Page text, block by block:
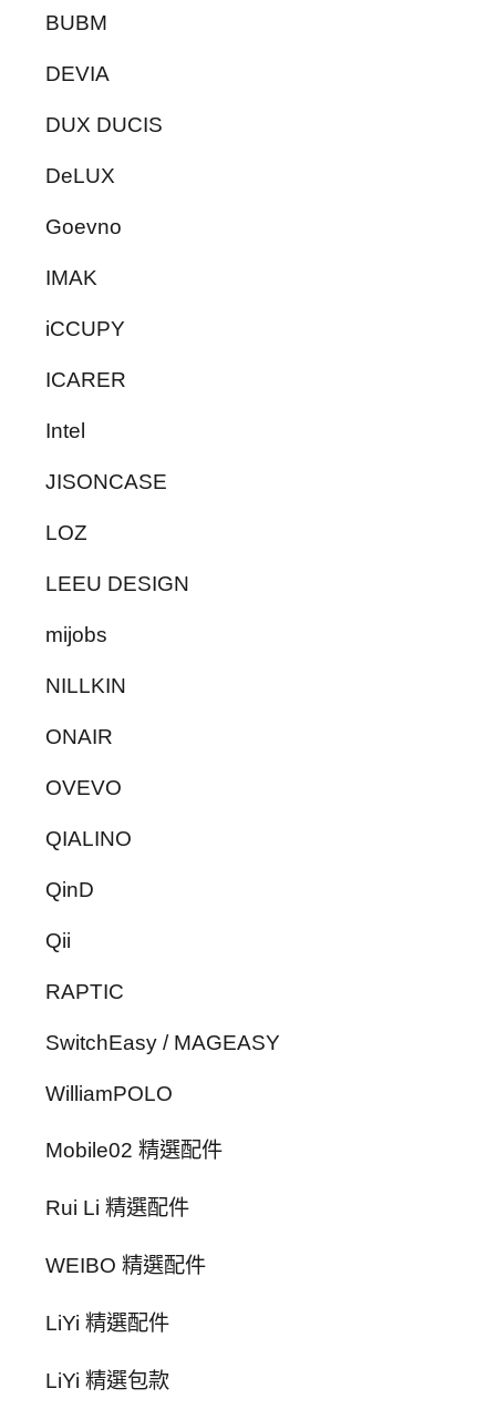
BUBM
DEVIA
DUX DUCIS
DeLUX
Goevno
IMAK
iCCUPY
ICARER
Intel
JISONCASE
LOZ
LEEU DESIGN
mijobs
NILLKIN
ONAIR
OVEVO
QIALINO
QinD
Qii
RAPTIC
SwitchEasy / MAGEASY
WilliamPOLO
Mobile02 精選配件
Rui Li 精選配件
WEIBO 精選配件
LiYi 精選配件
LiYi 精選包款